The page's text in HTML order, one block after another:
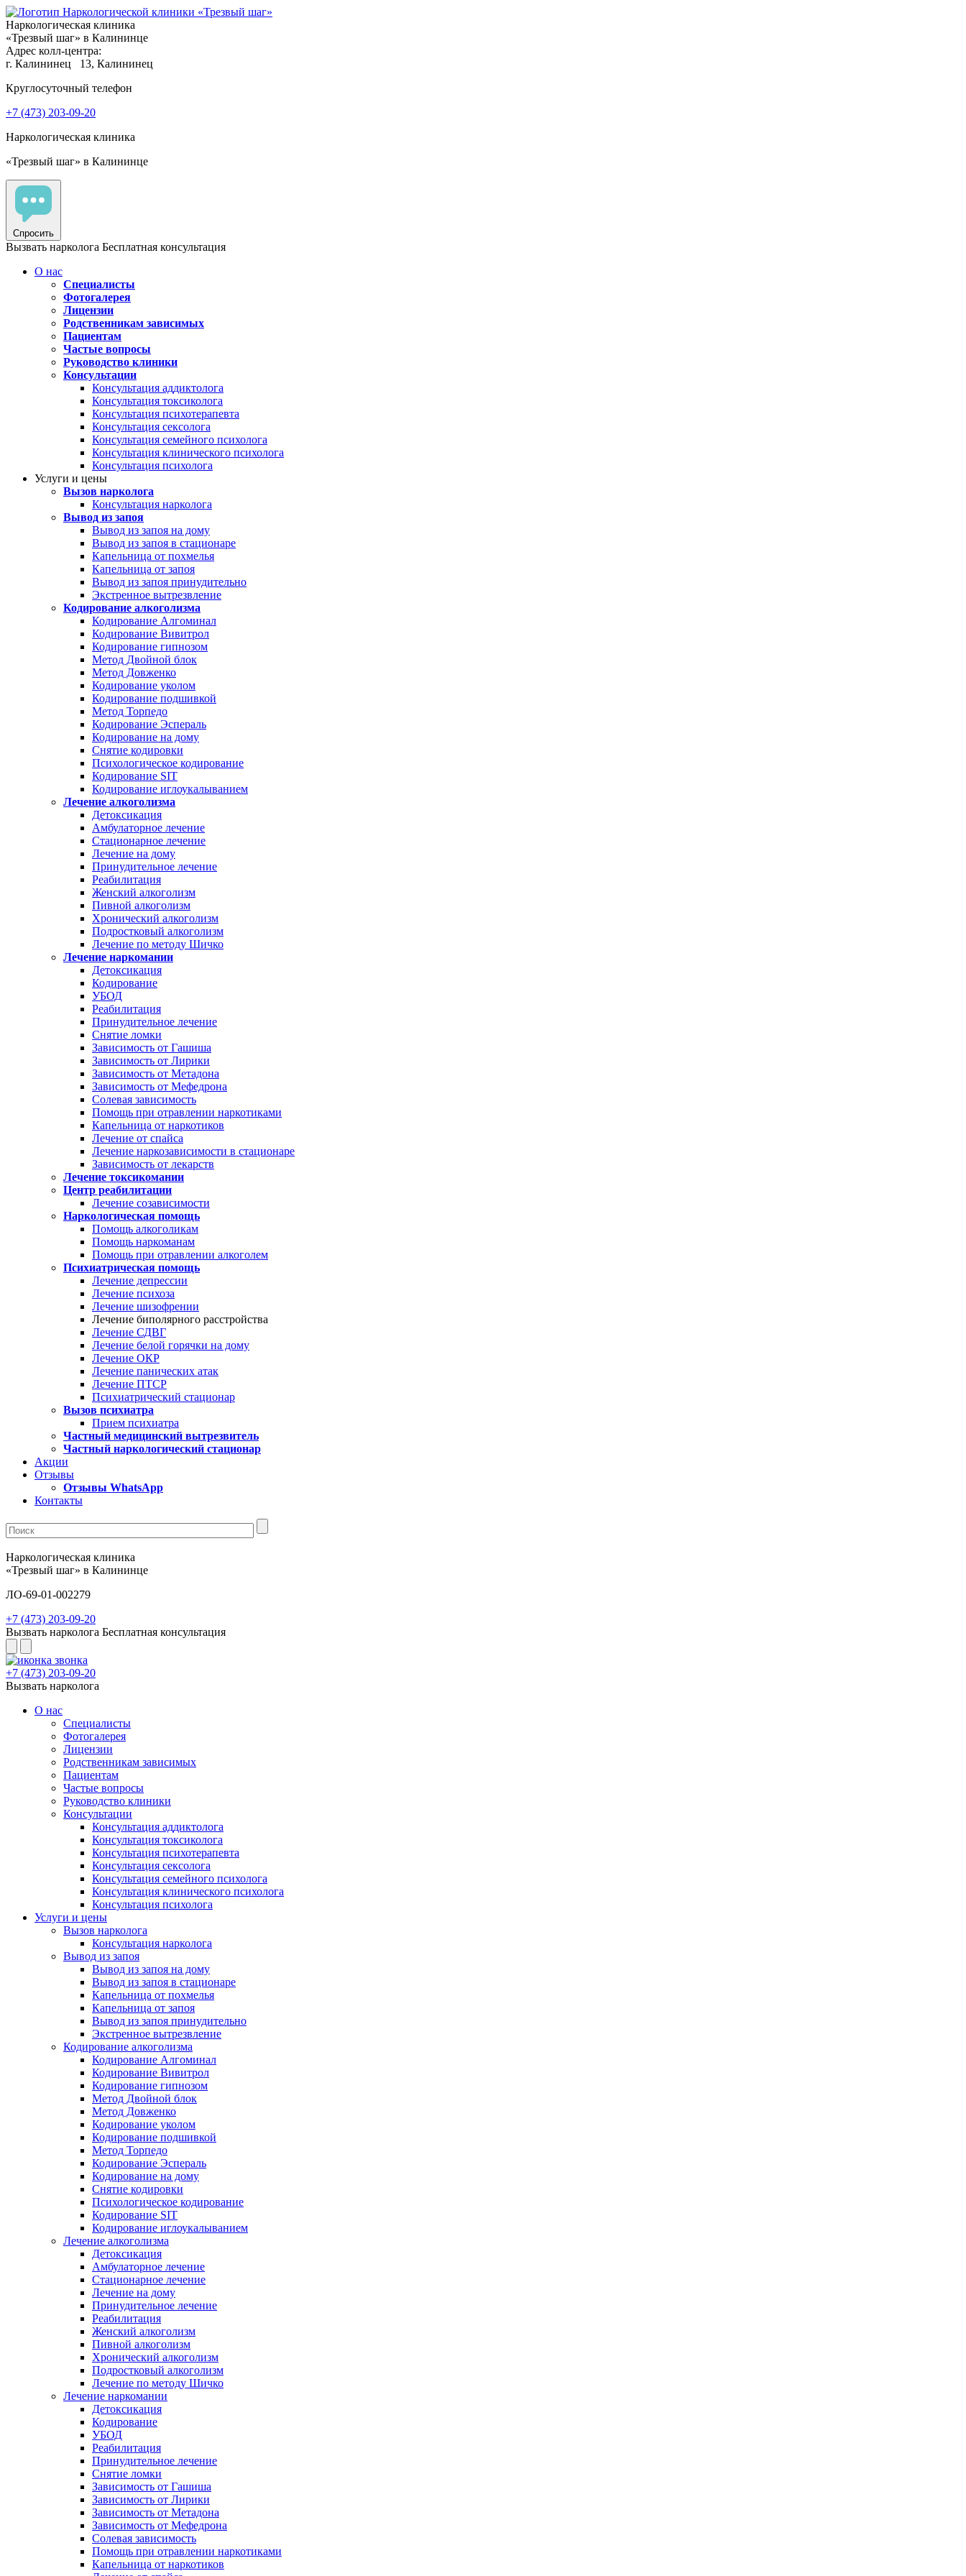
Наркологическая клиника
«Трезвый шаг» в Калининце
Адрес колл-центра:
г. Калининец
13, Калининец
Круглосуточный телефон
+7 (473) 203-09-20
Наркологическая клиника
«Трезвый шаг» в Калининце
Спросить
Вызвать нарколога Бесплатная консультация
О нас
Специалисты
Фотогалерея
Лицензии
Родственникам зависимых
Пациентам
Частые вопросы
Руководство клиники
Консультации
Консультация аддиктолога
Консультация токсиколога
Консультация психотерапевта
Консультация сексолога
Консультация семейного психолога
Консультация клинического психолога
Консультация психолога
Услуги и цены
Вызов нарколога
Консультация нарколога
Вывод из запоя
Вывод из запоя на дому
Вывод из запоя в стационаре
Капельница от похмелья
Капельница от запоя
Вывод из запоя принудительно
Экстренное вытрезвление
Кодирование алкоголизма
Кодирование Алгоминал
Кодирование Вивитрол
Кодирование гипнозом
Метод Двойной блок
Метод Довженко
Кодирование уколом
Кодирование подшивкой
Метод Торпедо
Кодирование Эспераль
Кодирование на дому
Снятие кодировки
Психологическое кодирование
Кодирование SIT
Кодирование иглоукалыванием
Лечение алкоголизма
Детоксикация
Амбулаторное лечение
Стационарное лечение
Лечение на дому
Принудительное лечение
Реабилитация
Женский алкоголизм
Пивной алкоголизм
Хронический алкоголизм
Подростковый алкоголизм
Лечение по методу Шичко
Лечение наркомании
Детоксикация
Кодирование
УБОД
Реабилитация
Принудительное лечение
Снятие ломки
Зависимость от Гашиша
Зависимость от Лирики
Зависимость от Метадона
Зависимость от Мефедрона
Солевая зависимость
Помощь при отравлении наркотиками
Капельница от наркотиков
Лечение от спайса
Лечение наркозависимости в стационаре
Зависимость от лекарств
Лечение токсикомании
Центр реабилитации
Лечение созависимости
Наркологическая помощь
Помощь алкоголикам
Помощь наркоманам
Помощь при отравлении алкоголем
Психиатрическая помощь
Лечение депрессии
Лечение психоза
Лечение шизофрении
Лечение биполярного расстройства
Лечение СДВГ
Лечение белой горячки на дому
Лечение ОКР
Лечение панических атак
Лечение ПТСР
Психиатрический стационар
Вызов психиатра
Прием психиатра
Частный медицинский вытрезвитель
Частный наркологический стационар
Акции
Отзывы
Отзывы WhatsApp
Контакты
Наркологическая клиника
«Трезвый шаг» в Калининце
ЛО-69-01-002279
+7 (473) 203-09-20
Вызвать нарколога Бесплатная консультация
+7 (473) 203-09-20
Вызвать нарколога
О нас
Специалисты
Фотогалерея
Лицензии
Родственникам зависимых
Пациентам
Частые вопросы
Руководство клиники
Консультации
Консультация аддиктолога
Консультация токсиколога
Консультация психотерапевта
Консультация сексолога
Консультация семейного психолога
Консультация клинического психолога
Консультация психолога
Услуги и цены
Вызов нарколога
Консультация нарколога
Вывод из запоя
Вывод из запоя на дому
Вывод из запоя в стационаре
Капельница от похмелья
Капельница от запоя
Вывод из запоя принудительно
Экстренное вытрезвление
Кодирование алкоголизма
Кодирование Алгоминал
Кодирование Вивитрол
Кодирование гипнозом
Метод Двойной блок
Метод Довженко
Кодирование уколом
Кодирование подшивкой
Метод Торпедо
Кодирование Эспераль
Кодирование на дому
Снятие кодировки
Психологическое кодирование
Кодирование SIT
Кодирование иглоукалыванием
Лечение алкоголизма
Детоксикация
Амбулаторное лечение
Стационарное лечение
Лечение на дому
Принудительное лечение
Реабилитация
Женский алкоголизм
Пивной алкоголизм
Хронический алкоголизм
Подростковый алкоголизм
Лечение по методу Шичко
Лечение наркомании
Детоксикация
Кодирование
УБОД
Реабилитация
Принудительное лечение
Снятие ломки
Зависимость от Гашиша
Зависимость от Лирики
Зависимость от Метадона
Зависимость от Мефедрона
Солевая зависимость
Помощь при отравлении наркотиками
Капельница от наркотиков